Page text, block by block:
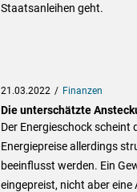
Staatsanleihen geht.
21.03.2022 Finanzen
Die unterschätzte
Der Energieschock scheint
Energiepreise allerdings
beeinflusst werden. Ein
eingepreist, nicht aber eine